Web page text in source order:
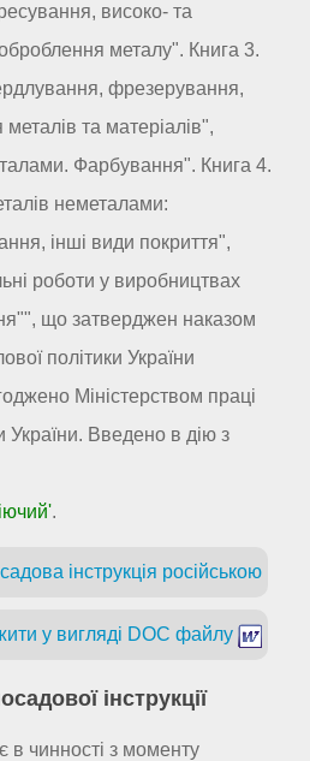
високо- та
металу". Книга 3.
фрезерування,
та матеріалів",
Фарбування". Книга 4.
неметалами:
інші види покриття",
роботи у виробництвах
що затверджен наказом
політики України
Міністерством праці
України. Введено в дію з
.
інструкція російською
у вигляді DOC файлу
інструкції
в чинності з моменту